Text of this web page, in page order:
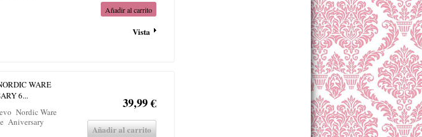
Añadir al carrito
Vista
WARE
6...
Nordic Ware
Aniversary
39,99 €
Añadir al carrito